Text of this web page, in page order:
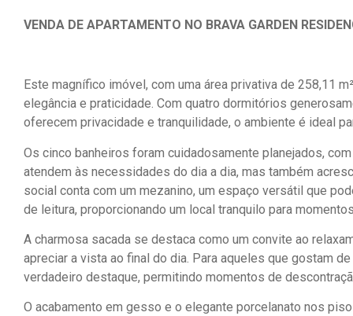
VENDA DE APARTAMENTO NO BRAVA GARDEN
Este magnífico imóvel, com uma área privativa de 258,11
elegância e praticidade. Com quatro dormitórios
oferecem privacidade e tranquilidade, o ambiente é ideal
Os cinco banheiros foram cuidadosamente planejados,
atendem às necessidades do dia a dia, mas também
social conta com um mezanino, um espaço versátil que
de leitura, proporcionando um local tranquilo para
A charmosa sacada se destaca como um convite ao
apreciar a vista ao final do dia. Para aqueles que gostam
verdadeiro destaque, permitindo momentos de
O acabamento em gesso e o elegante porcelanato nos